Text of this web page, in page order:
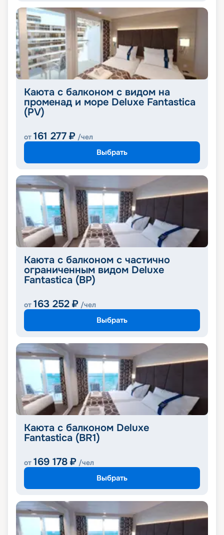
Каюта с балконом с видом на
променад и море Deluxe Fantastica
(PV)
от 161 277 ₽ /чел
Выбрать
Каюта с балконом с частично
ограниченным видом Deluxe
Fantastica (BP)
от 163 252 ₽ /чел
Выбрать
Каюта с балконом Deluxe
Fantastica (BR1)
от 169 178 ₽ /чел
Выбрать